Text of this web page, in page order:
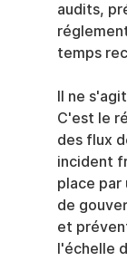
audits,
temps
Il ne
C'est le
des flux
incident
place par
de
et
l'échelle